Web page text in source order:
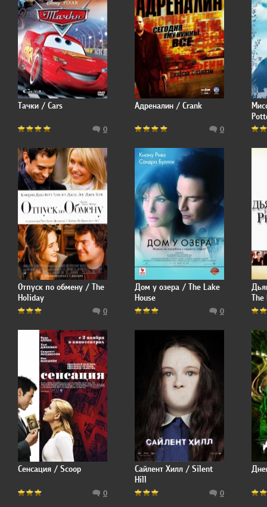
Тачки / Cars
0
Адреналин / Crank
0
Отпуск по обмену / The
Holiday
0
Дом у озера / The Lake
House
0
The
Сенсация / Scoop
0
Сайлент Хилл / Silent
Hill
0